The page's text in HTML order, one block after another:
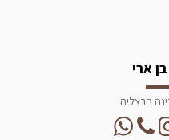
ארי
הרצליה